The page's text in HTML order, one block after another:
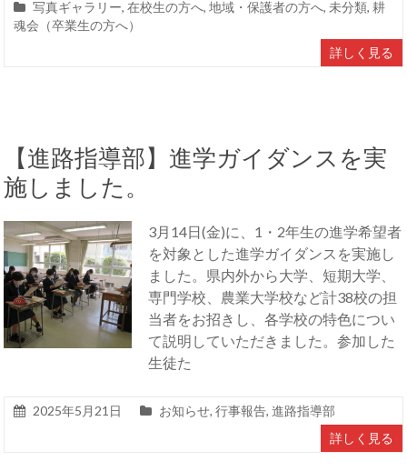
写真ギャラリー,在校生の方へ,地域・保護者の方へ, 未分類,耕
魂会（卒業生の方へ）
詳しく見る
【進路指導部】進学ガイダンスを実
施しました。
3月14日(金)に、1・2年生の進学希望者
を対象とした進学ガイダンスを実施し
ました。県内外から大学、短期大学、
専門学校、農業大学校など計38校の担
当者をお招きし、各学校の特色につい
て説明していただきました。参加した
生徒た
2025年5月21日 お知らせ,行事報告,進路指導部
詳しく見る